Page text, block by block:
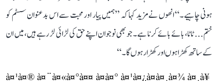
ہونی چاہیے۔‘‘ انھوں نے مزید کہا کہ ’’ہمیں پیار اور محبت سے اس بدعنوان سسٹم کو
ختم... ٹاٹا، بائے بائے کرنا ہے۔ جو بھی نوجوان اپنے حق کی لڑائی لڑ رہے ہیں، میں ان
کے ساتھ کھڑا ہوں اور کھڑا رہوں گا۔‘‘
à¤¹à¤® à¤¨à¤«à¤°à¤¤ à¤à¤° à¤¹à¤¿à¤à¤¸à¤¾ à¤¸à¥